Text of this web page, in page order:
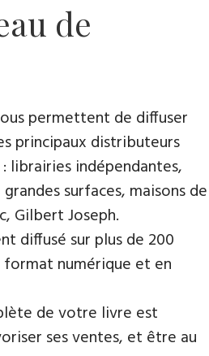
de
permettent de diffuser
principaux distributeurs
librairies indépendantes,
surfaces, maisons de
Gilbert Joseph.
diffusé sur plus de 200
numérique et en
de votre livre est
ses ventes, et être au